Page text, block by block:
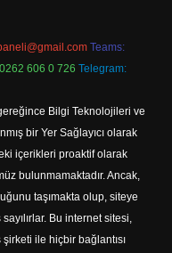
Teams:
606 0 726 Telegram:
Bilgi Teknolojileri ve
bir Yer Sağlayıcı olarak
içerikleri proaktif olarak
bulunmamaktadır. Ancak,
taşımakta olup, siteye
Bu internet sitesi,
ile hiçbir bağlantısı